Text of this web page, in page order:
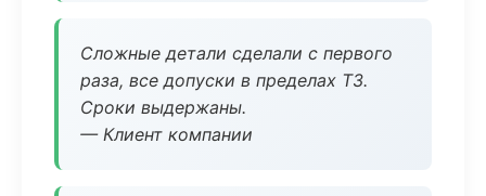
Сложные детали сделали с первого
раза, все допуски в пределах ТЗ.
Сроки выдержаны.
— Клиент компании